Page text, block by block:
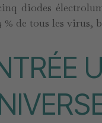
diodes
% de tous les virus,